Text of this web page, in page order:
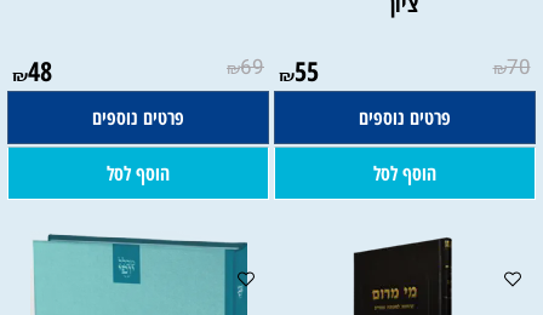
₪70
₪55
פרטים נוספים
הוסף לסל
₪69
₪48
פרטים נוספים
הוסף לסל